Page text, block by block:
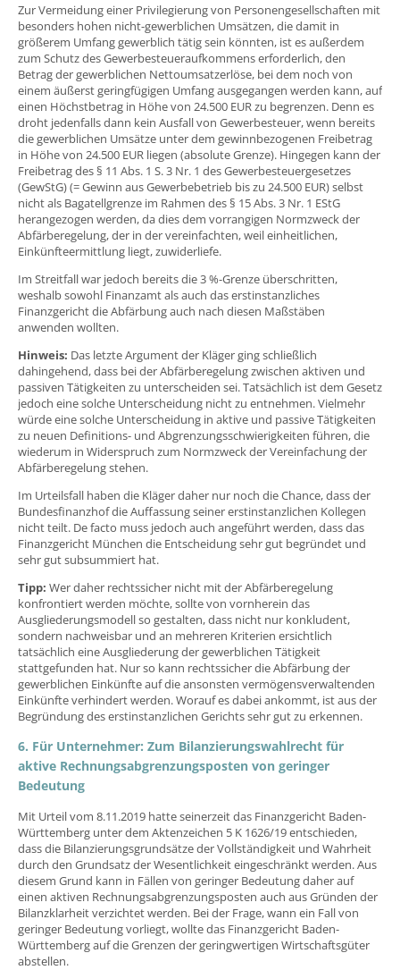
Zur Vermeidung einer Privilegierung von Personengesellschaften mit
besonders hohen nicht-gewerblichen Umsätzen, die damit in
größerem Umfang gewerblich tätig sein könnten, ist es außerdem
zum Schutz des Gewerbesteueraufkommens erforderlich, den
Betrag der gewerblichen Nettoumsatzerlöse, bei dem noch von
einem äußerst geringfügigen Umfang ausgegangen werden kann, auf
einen Höchstbetrag in Höhe von 24.500 EUR zu begrenzen. Denn es
droht jedenfalls dann kein Ausfall von Gewerbesteuer, wenn bereits
die gewerblichen Umsätze unter dem gewinnbezogenen Freibetrag
in Höhe von 24.500 EUR liegen (absolute Grenze). Hingegen kann der
Freibetrag des § 11 Abs. 1 S. 3 Nr. 1 des Gewerbesteuergesetzes
(GewStG) (= Gewinn aus Gewerbebetrieb bis zu 24.500 EUR) selbst
nicht als Bagatellgrenze im Rahmen des § 15 Abs. 3 Nr. 1 EStG
herangezogen werden, da dies dem vorrangigen Normzweck der
Abfärberegelung, der in der vereinfachten, weil einheitlichen,
Einkünfteermittlung liegt, zuwiderliefe.
Im Streitfall war jedoch bereits die 3 %-Grenze überschritten,
weshalb sowohl Finanzamt als auch das erstinstanzliches
Finanzgericht die Abfärbung auch nach diesen Maßstäben
anwenden wollten.
Hinweis: Das letzte Argument der Kläger ging schließlich
dahingehend, dass bei der Abfärberegelung zwischen aktiven und
passiven Tätigkeiten zu unterscheiden sei. Tatsächlich ist dem Gesetz
jedoch eine solche Unterscheidung nicht zu entnehmen. Vielmehr
würde eine solche Unterscheidung in aktive und passive Tätigkeiten
zu neuen Definitions- und Abgrenzungsschwierigkeiten führen, die
wiederum in Widerspruch zum Normzweck der Vereinfachung der
Abfärberegelung stehen.
Im Urteilsfall haben die Kläger daher nur noch die Chance, dass der
Bundesfinanzhof die Auffassung seiner erstinstanzlichen Kollegen
nicht teilt. De facto muss jedoch auch angeführt werden, dass das
Finanzgericht München die Entscheidung sehr gut begründet und
sehr gut subsummiert hat.
Tipp: Wer daher rechtssicher nicht mit der Abfärberegelung
konfrontiert werden möchte, sollte von vornherein das
Ausgliederungsmodell so gestalten, dass nicht nur konkludent,
sondern nachweisbar und an mehreren Kriterien ersichtlich
tatsächlich eine Ausgliederung der gewerblichen Tätigkeit
stattgefunden hat. Nur so kann rechtssicher die Abfärbung der
gewerblichen Einkünfte auf die ansonsten vermögensverwaltenden
Einkünfte verhindert werden. Worauf es dabei ankommt, ist aus der
Begründung des erstinstanzlichen Gerichts sehr gut zu erkennen.
6. Für Unternehmer: Zum Bilanzierungswahlrecht für
aktive Rechnungsabgrenzungsposten von geringer
Bedeutung
Mit Urteil vom 8.11.2019 hatte seinerzeit das Finanzgericht Baden-
Württemberg unter dem Aktenzeichen 5 K 1626/19 entschieden,
dass die Bilanzierungsgrundsätze der Vollständigkeit und Wahrheit
durch den Grundsatz der Wesentlichkeit eingeschränkt werden. Aus
diesem Grund kann in Fällen von geringer Bedeutung daher auf
einen aktiven Rechnungsabgrenzungsposten auch aus Gründen der
Bilanzklarheit verzichtet werden. Bei der Frage, wann ein Fall von
geringer Bedeutung vorliegt, wollte das Finanzgericht Baden-
Württemberg auf die Grenzen der geringwertigen Wirtschaftsgüter
abstellen.